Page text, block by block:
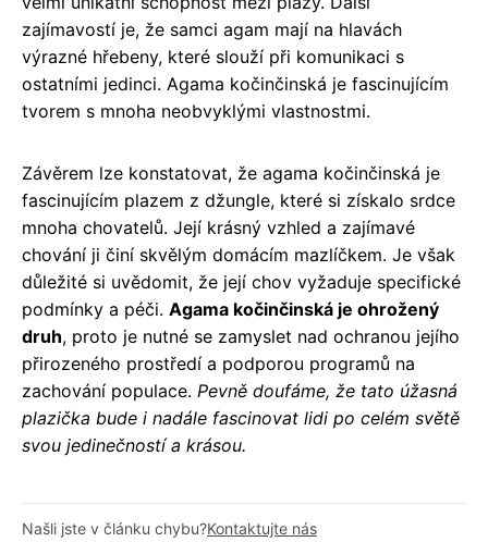
zajímavostí je, že samci agam mají na hlavách
výrazné hřebeny, které slouží při komunikaci s
ostatními jedinci. Agama kočinčinská je fascinujícím
tvorem s mnoha neobvyklými vlastnostmi.
Závěrem lze konstatovat, že agama kočinčinská je
fascinujícím plazem z džungle, které si získalo srdce
mnoha chovatelů. Její krásný vzhled a zajímavé
chování ji činí skvělým domácím mazlíčkem. Je však
důležité si uvědomit, že její chov vyžaduje specifické
podmínky a péči. Agama kočinčinská je ohrožený
druh, proto je nutné se zamyslet nad ochranou jejího
přirozeného prostředí a podporou programů na
zachování populace. Pevně doufáme, že tato úžasná
plazička bude i nadále fascinovat lidi po celém světě
svou jedinečností a krásou.
Našli jste v článku chybu?Kontaktujte nás